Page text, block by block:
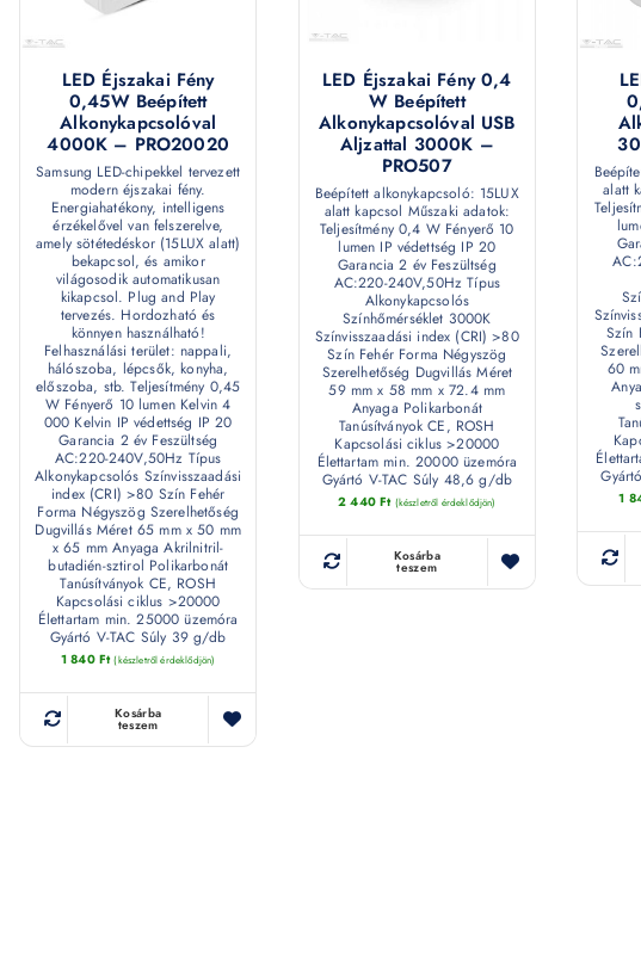
LED Éjszakai Fény
0,45W Beépített
Alkonykapcsolóval
4000K – PRO20020
Samsung LED-chipekkel tervezett
modern éjszakai fény.
Energiahatékony, intelligens
érzékelővel van felszerelve,
amely sötétedéskor (15LUX alatt)
bekapcsol, és amikor
világosodik automatikusan
kikapcsol. Plug and Play
tervezés. Hordozható és
könnyen használható!
Felhasználási terület: nappali,
hálószoba, lépcsők, konyha,
előszoba, stb. Teljesítmény 0,45
W Fényerő 10 lumen Kelvin 4
000 Kelvin IP védettség IP 20
Garancia 2 év Feszültség
AC:220-240V,50Hz Típus
Alkonykapcsolós Színvisszaadási
index (CRI) >80 Szín Fehér
Forma Négyszög Szerelhetőség
Dugvillás Méret 65 mm x 50 mm
x 65 mm Anyaga Akrilnitril-
butadién-sztirol Polikarbonát
Tanúsítványok CE, ROSH
Kapcsolási ciklus >20000
Élettartam min. 25000 üzemóra
Gyártó V-TAC Súly 39 g/db
1 840 Ft (készletről érdeklődjön)
Kosárba
teszem
LED Éjszakai Fény 0,4
W Beépített
Alkonykapcsolóval USB
Aljzattal 3000K –
PRO507
Beépített alkonykapcsoló: 15LUX
alatt kapcsol Műszaki adatok:
Teljesítmény 0,4 W Fényerő 10
lumen IP védettség IP 20
Garancia 2 év Feszültség
AC:220-240V,50Hz Típus
Alkonykapcsolós
Színhőmérséklet 3000K
Színvisszaadási index (CRI) >80
Szín Fehér Forma Négyszög
Szerelhetőség Dugvillás Méret
59 mm x 58 mm x 72.4 mm
Anyaga Polikarbonát
Tanúsítványok CE, ROSH
Kapcsolási ciklus >20000
Élettartam min. 20000 üzemóra
Gyártó V-TAC Súly 48,6 g/db
2 440Ft (készletről érdeklődjön)
Kosárba
teszem
alatt
Szín
60
1